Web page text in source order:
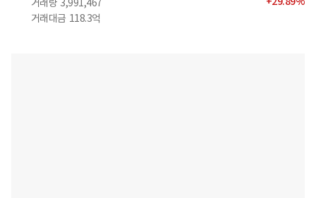
거래량 3,991,467
거래대금 118.3억